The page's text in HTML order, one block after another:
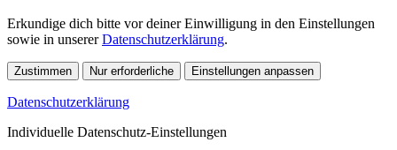
Erkundige dich bitte vor deiner Einwilligung in den Einstellungen
sowie in unsererDatenschutzerklärung.
Zustimmen Nur erforderliche Einstellungen anpassen
Datenschutzerklärung
Individuelle Datenschutz-Einstellungen